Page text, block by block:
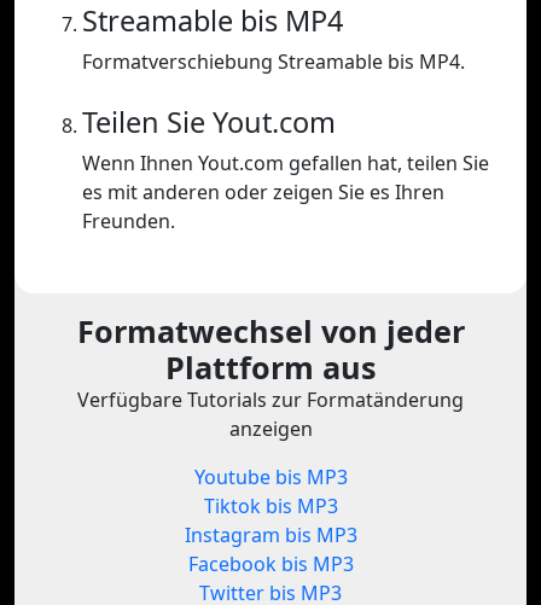
Streamable bis MP4
Formatverschiebung Streamable bis MP4.
Teilen Sie Yout.com
Wenn Ihnen Yout.com gefallen hat, teilen Sie
es mit anderen oder zeigen Sie es Ihren
Freunden.
Formatwechsel von jeder
Plattform aus
Verfügbare Tutorials zur Formatänderung
anzeigen
Youtube bis MP3
Tiktok bis MP3
Instagram bis MP3
Facebook bis MP3
Twitter bis MP3